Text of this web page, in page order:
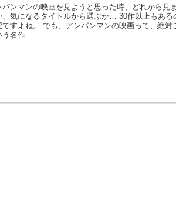
パンマンの映画を見ようと思った時、どれから見
、気になるタイトルから選ぶか… 30作以上もある
ですよね。 でも、アンパンマンの映画って、絶対
う名作...